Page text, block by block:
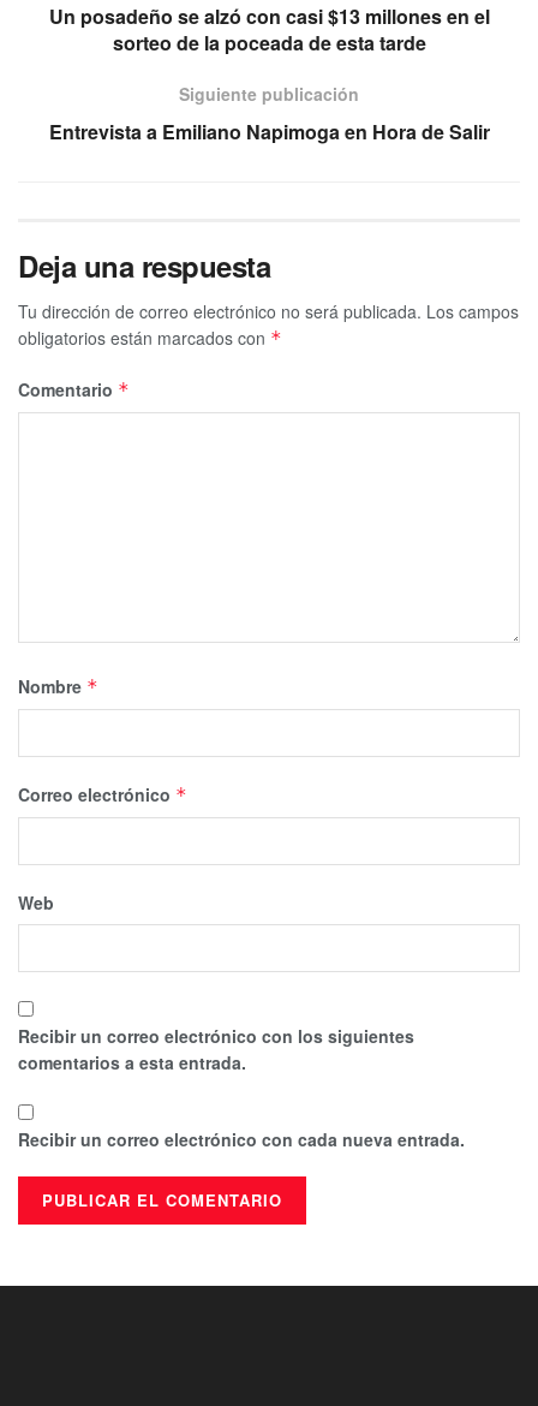
Un posadeño se alzó con casi $13 millones en el
sorteo de la poceada de esta tarde
Siguiente publicación
Entrevista a Emiliano Napimoga en Hora de Salir
Deja una respuesta
Tu dirección de correo electrónico no será publicada. Los campos
obligatorios están marcados con *
Comentario *
Nombre *
Correo electrónico *
Web
Recibir un correo electrónico con los siguientes
comentarios a esta entrada.
Recibir un correo electrónico con cada nueva entrada.